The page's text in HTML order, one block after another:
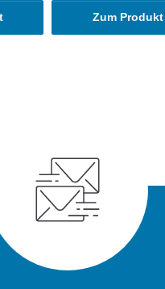
Zum Produkt